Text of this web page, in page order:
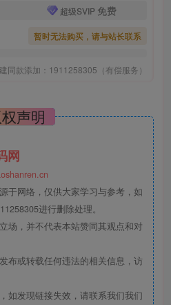
超级SVIP 免费
暂时无法购买，请与站长联系
同款添加：1911258305（有偿服务）
声明
网
于网络，仅供大家学习与参考，如
进行删除处理。
场，并不代表本站赞同其观点和对
布或转载任何违法的相关信息，访
如发现链接失效，请联系我们我们